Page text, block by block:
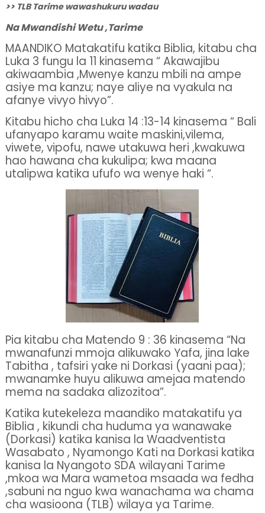
>> TLB Tarime wawashukuruwadau
Na Mwandishi Wetu ,Tarime
MAANDIKO Matakatifu katika Biblia, kitabu cha
Luka 3 fungu la 11 kinasema “ Akawajibu
akiwaambia ,Mwenye kanzu mbili na ampe
asiye ma kanzu; naye aliye na vyakula na
afanye vivyo hivyo”.
Kitabu hicho cha Luka 14 :13-14 kinasema “ Bali
ufanyapo karamu waite maskini,vilema,
viwete, vipofu, nawe utakuwa heri ,kwakuwa
hao hawana cha kukulipa; kwa maana
utalipwa katika ufufo wa wenye haki “.
Pia kitabu cha Matendo 9 : 36 kinasema “Na
mwanafunzi mmoja alikuwako Yafa, jina lake
Tabitha , tafsiri yake ni Dorkasi (yaani paa);
mwanamke huyu alikuwa amejaa matendo
mema na sadaka alizozitoa”.
Katika kutekeleza maandiko matakatifu ya
Biblia , kikundi cha huduma ya wanawake
(Dorkasi) katika kanisa la Waadventista
Wasabato , Nyamongo Kati na Dorkasi katika
kanisa la Nyangoto SDA wilayani Tarime
,mkoa wa Mara wametoa msaada wa fedha
,sabuni na nguo kwa wanachama wa chama
cha wasioona (TLB) wilaya ya Tarime.